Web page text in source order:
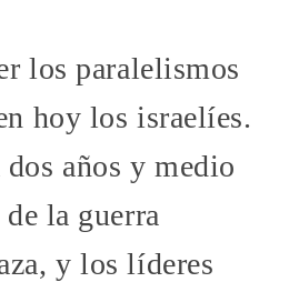
los paralelismos
hoy los israelíes.
años y medio
la guerra
y los líderes